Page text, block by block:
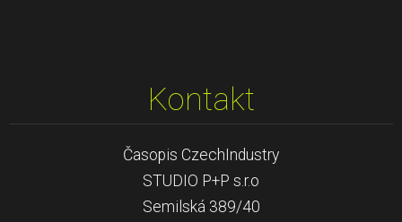
Kontakt
Časopis CzechIndustry
STUDIO P+P s.r.o
Semilská 389/40